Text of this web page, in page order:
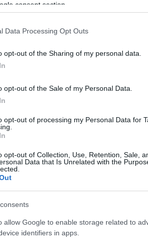
consent section.
Data Processing Opt Outs
opt-out of the Sharing of my personal data.
opt-out of the Sale of my Personal Data.
opt-out of processing my Personal Data for
opt-out of Collection, Use, Retention, Sale,
Data that Is Unrelated with the
allow Google to enable storage related to
identifiers in apps.
meglehetősen különös
körülmények között
előtt gint és dubonnét
jéggel, vacsorára pedig
különlegessé II.